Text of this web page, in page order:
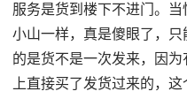
服务是货到楼下不进门。
小山一样，真是傻眼了，
的是货不是一次发来，因
上直接买了发货过来的，